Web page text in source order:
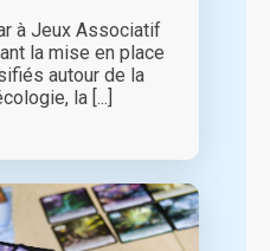
à Jeux Associatif
la mise en place
autour de la
la [...]